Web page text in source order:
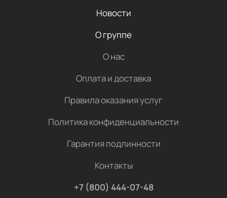
Новости
О группе
О нас
Оплата и доставка
Правила оказания услуг
Политика конфиденциальности
Гарантия подлинности
Контакты
+7 (800) 444-07-48